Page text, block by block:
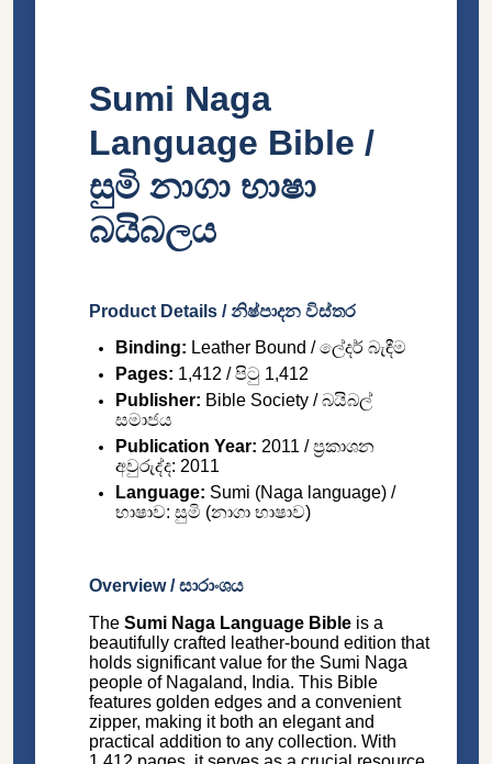
Sumi Naga
Language Bible /
සුමි නාගා භාෂා
බයිබලය
Product Details / නිෂ්පාදන විස්තර
Binding: Leather Bound / ලේදර් බැඳීම
Pages: 1,412 / පිටු 1,412
Publisher: Bible Society / බයිබල්
සමාජය
Publication Year: 2011 / ප්‍රකාශන
අවුරුද්ද: 2011
Language: Sumi (Naga language) /
භාෂාව: සුමි (නාගා භාෂාව)
Overview / සාරාංශය
The Sumi Naga Language Bible is a
beautifully crafted leather-bound edition that
holds significant value for the Sumi Naga
people of Nagaland, India. This Bible
features golden edges and a convenient
zipper, making it both an elegant and
practical addition to any collection. With